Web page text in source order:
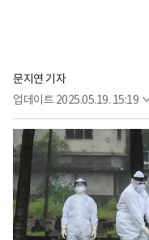
문지연 기자
업데이트 2025.05.19. 15:19